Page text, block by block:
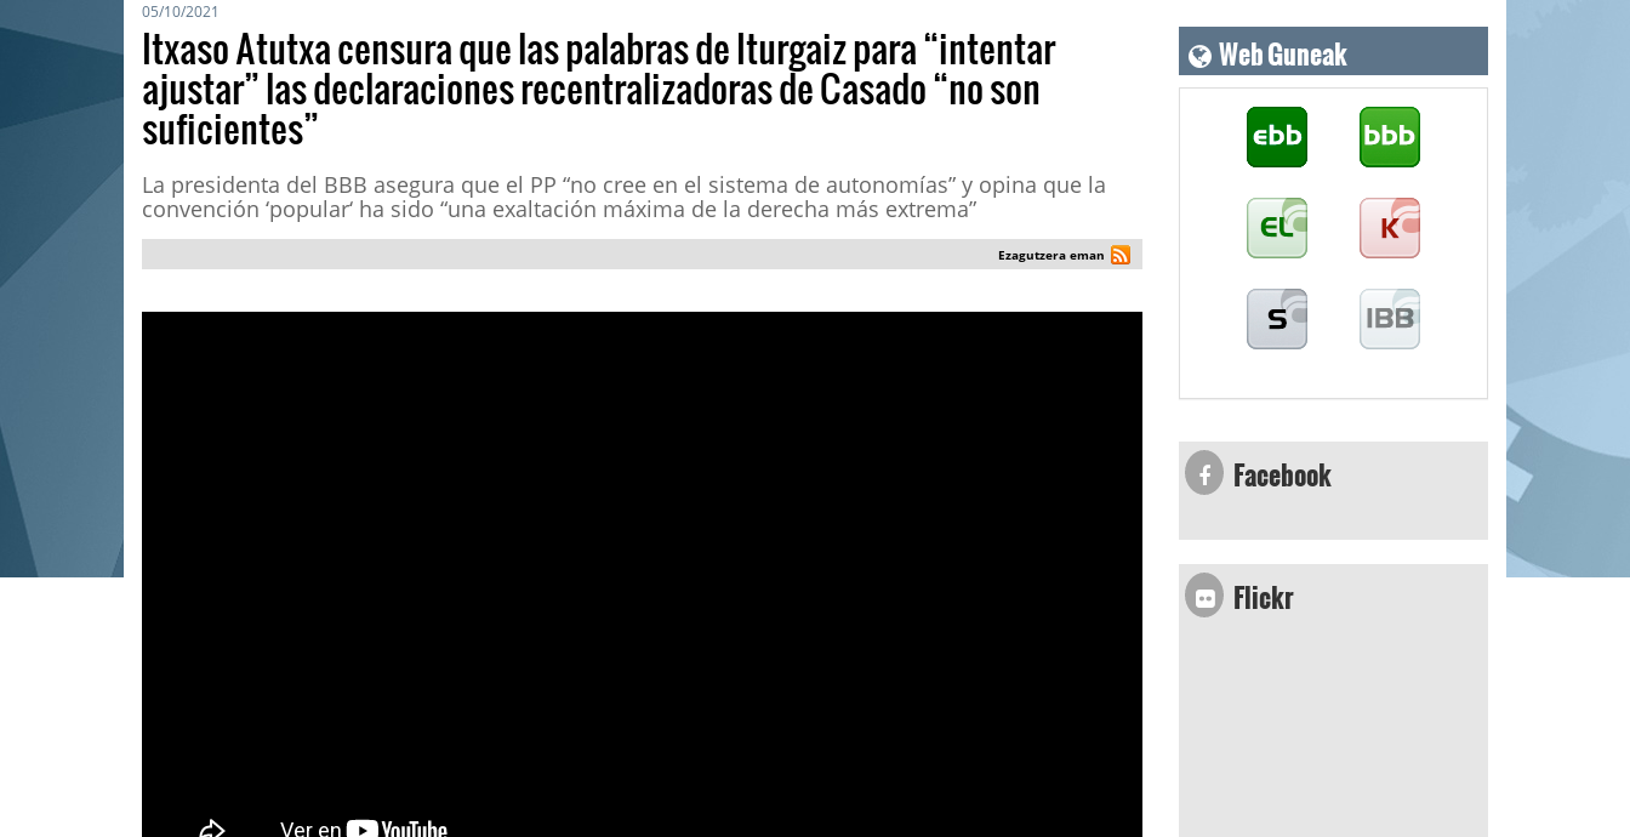
05/10/2021
Itxaso Atutxa censura que las palabras de Iturgaiz para “intentar
ajustar” las declaraciones recentralizadoras de Casado “no son
suficientes”
La presidenta del BBB asegura que el PP “no cree en el sistema de autonomías” y opina que la
convención ‘popular‘ ha sido “una exaltación máxima de la derecha más extrema”
Ezagutzera eman
Web Guneak
Facebook
Flickr